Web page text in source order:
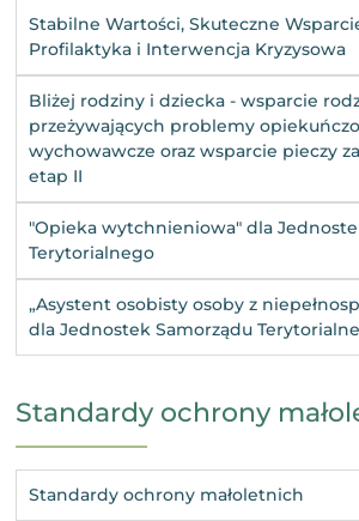
Stabilne Wartości, Skuteczne
Profilaktyka i Interwencja Kryzysowa
Bliżej rodziny i dziecka - wsparcie
przeżywających problemy
wychowawcze oraz wsparcie pieczy
etap II
"Opieka wytchnieniowa" dla
Terytorialnego
„Asystent osobisty osoby z
dla Jednostek Samorządu
Standardy ochrony
Standardy ochrony małoletnich